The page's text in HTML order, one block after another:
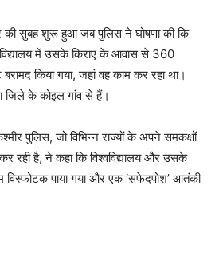
की सुबह शुरू हुआ जब पुलिस ने घोषणा की कि
में उसके किराए के आवास से 360
किया गया, जहां वह काम कर रहा था।
जिले के कोइल गांव से हैं।
पुलिस, जो विभिन्न राज्यों के अपने समकक्षों
है, ने कहा कि विश्वविद्यालय और उसके
पाया गया और एक ‘सफेदपोश’ आतंकी